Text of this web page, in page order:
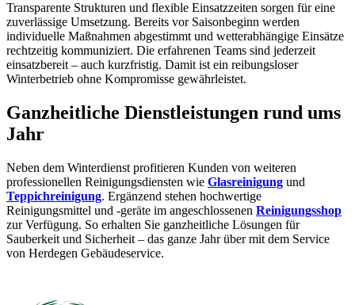
Transparente Strukturen und flexible Einsatzzeiten sorgen für eine
zuverlässige Umsetzung. Bereits vor Saisonbeginn werden
individuelle Maßnahmen abgestimmt und wetterabhängige Einsätze
rechtzeitig kommuniziert. Die erfahrenen Teams sind jederzeit
einsatzbereit – auch kurzfristig. Damit ist ein reibungsloser
Winterbetrieb ohne Kompromisse gewährleistet.
Ganzheitliche Dienstleistungen rund ums
Jahr
Neben dem Winterdienst profitieren Kunden von weiteren
professionellen Reinigungsdiensten wie Glasreinigung und
Teppichreinigung. Ergänzend stehen hochwertige
Reinigungsmittel und -geräte im angeschlossenen Reinigungsshop
zur Verfügung. So erhalten Sie ganzheitliche Lösungen für
Sauberkeit und Sicherheit – das ganze Jahr über mit dem Service
von Herdegen Gebäudeservice.